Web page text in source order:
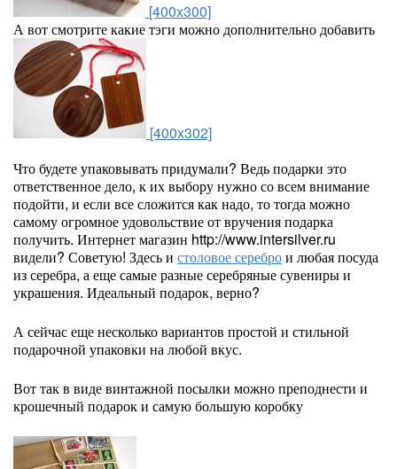
[400x300]
А вот смотрите какие тэги можно дополнительно добавить
[400x302]
Что будете упаковывать придумали? Ведь подарки это
ответственное дело, к их выбору нужно со всем внимание
подойти, и если все сложится как надо, то тогда можно
самому огромное удовольствие от вручения подарка
получить. Интернет магазин http://www.intersilver.ru
видели? Советую! Здесь и столовое сереброи любая посуда
из серебра, а еще самые разные серебряные сувениры и
украшения. Идеальный подарок, верно?
А сейчас еще несколько вариантов простой и стильной
подарочной упаковки на любой вкус.
Вот так в виде винтажной посылки можно преподнести и
крошечный подарок и самую большую коробку